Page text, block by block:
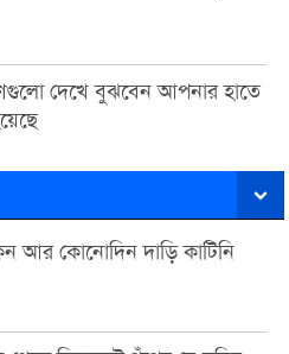
দেখে বুঝবেন আপনার হাতে
আর কোনোদিন দাড়ি কাটিনি